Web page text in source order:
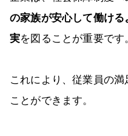
の家族が安心して働け
実を図ることが重要です
これにより、従業員の
ことができます。